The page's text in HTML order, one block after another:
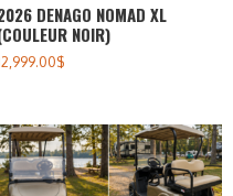
DENAGO NOMAD XL
NOIR)
$